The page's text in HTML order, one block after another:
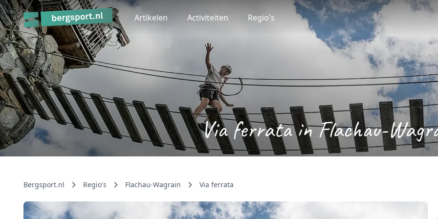
Artikelen Activiteiten Regio's
Via ferrata in Flachau-
Bergsport.nl Regio's Flachau-Wagrain Via ferrata